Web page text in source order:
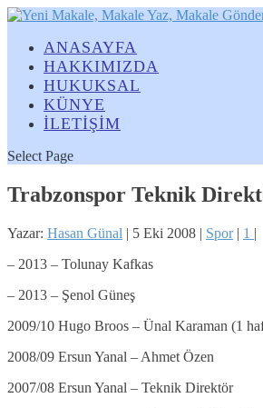
ANASAYFA
HAKKIMIZDA
HUKUKSAL
KÜNYE
İLETİŞİM
Select Page
Trabzonspor Teknik
Yazar: Hasan Günal | 5 Eki 2008 | Spor| 1 |
– 2013 – Tolunay Kafkas
– 2013 – Şenol Güneş
2009/10 Hugo Broos – Ünal Karaman (1
2008/09 Ersun Yanal – Ahmet Özen
2007/08 Ersun Yanal – Teknik Direktör